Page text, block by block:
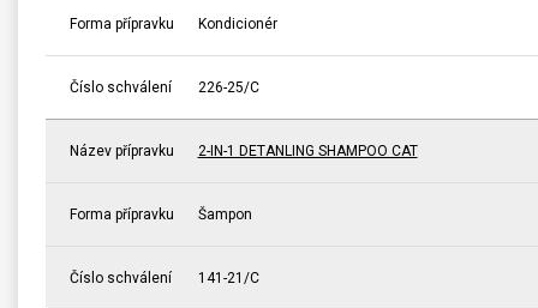
Forma přípravku Kondicionér
Číslo schválení 226-25/C
Název přípravku 2-IN-1 DETANLING SHAMPOO CAT
Forma přípravku Šampon
Číslo schválení 141-21/C